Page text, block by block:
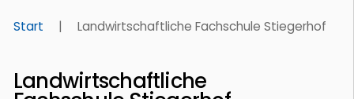
Start | Landwirtschaftliche Fachschule Stiegerhof
Landwirtschaftliche